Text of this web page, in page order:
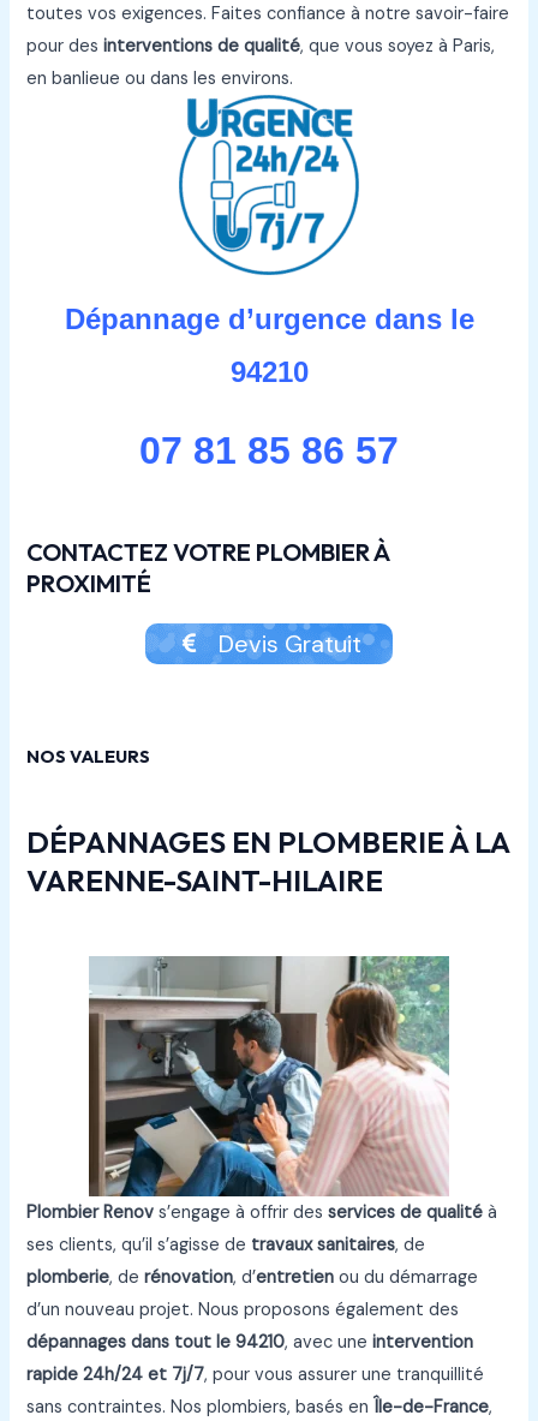
toutes vos exigences. Faites confiance à notre savoir-faire
pour desinterventions de qualité, que vous soyez à Paris,
en banlieue ou dans les environs.
Dépannage d’urgence dans le
94210
07 81 85 86 57
CONTACTEZ VOTRE PLOMBIER À
PROXIMITÉ
Devis Gratuit
NOS VALEURS
DÉPANNAGES EN PLOMBERIE À LA
VARENNE-SAINT-HILAIRE
Plombier Renov s’engage à offrir desservices de qualité à
ses clients, qu’il s’agisse de travaux sanitaires, de
plomberie, derénovation, d’entretien ou du démarrage
d’un nouveau projet. Nous proposons également des
dépannages dans tout le 94210, avec une intervention
rapide 24h/24 et 7j/7, pour vous assurer une tranquillité
sans contraintes. Nos plombiers, basés en Île-de-France,